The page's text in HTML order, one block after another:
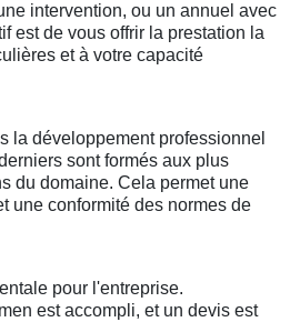
intervention, ou un annuel avec
est de vous offrir la prestation la
et à votre capacité
la développement professionnel
sont formés aux plus
du domaine. Cela permet une
une conformité des normes de
pour l'entreprise.
est accompli, et un devis est